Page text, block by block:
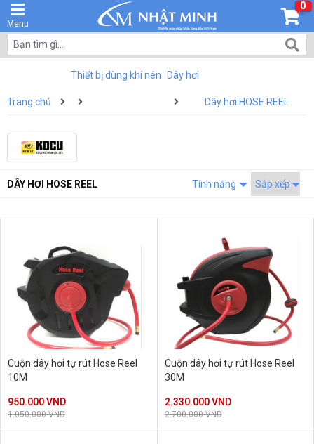
Menu
0
Trang chủ
Thiết bị dùng khí nén Dây hơi
Dây hơi HOSE REEL
DÂY HƠI HOSE REEL Tính năng
Cuộn dây hơi tự rút Hose Reel
10M
950.000 VND
1.050.000 VND
Cuộn dây hơi tự rút Hose Reel
30M
2.330.000 VND
2.700.000 VND